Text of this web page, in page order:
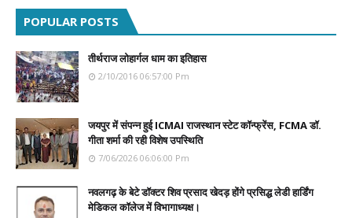
POPULAR POSTS
तीर्थराज लोहार्गल धाम का इतिहास
2/10/2016 06:57:00 Pm
जयपुर में संपन्न हुई ICMAI राजस्थान स्टेट कॉन्फ्रेंस, FCMA डॉ.
गीता शर्मा की रही विशेष उपस्थिति
7/06/2026 06:06:00 Pm
नवलगढ़ के बेटे डॉक्टर शिव प्रसाद खेदड़ होंगे प्रसिद्ध लेडी हार्डिंग
मेडिकल कॉलेज में विभागाध्यक्ष।